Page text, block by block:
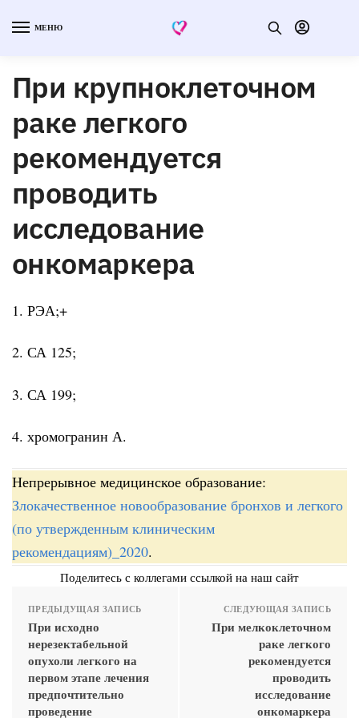
МЕНЮ
При крупноклеточном
раке легкого
рекомендуется
проводить
исследование
онкомаркера
1. РЭА;+
2. СА 125;
3. СА 199;
4. хромогранин А.
Непрерывное медицинское образование:
Злокачественное новообразование бронхов и легкого
(по утвержденным клиническим
рекомендациям)_2020.
Поделитесь с коллегами ссылкой на наш сайт
ПРЕДЫДУЩАЯ ЗАПИСЬ
При исходно
нерезектабельной
опухоли легкого на
первом этапе лечения
предпочтительно
проведение
СЛЕДУЮЩАЯ ЗАПИСЬ
При мелкоклеточном
раке легкого
рекомендуется
проводить
исследование
онкомаркера